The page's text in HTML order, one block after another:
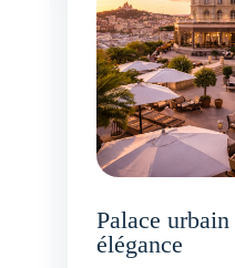
Palace
élégance